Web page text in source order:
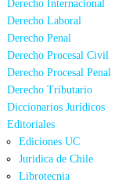
Derecho Internacional
Derecho Laboral
Derecho Penal
Derecho Procesal Civil
Derecho Procesal Penal
Derecho Tributario
Diccionarios Jurídicos
Editoriales
Ediciones UC
Juridica de Chile
Librotecnia